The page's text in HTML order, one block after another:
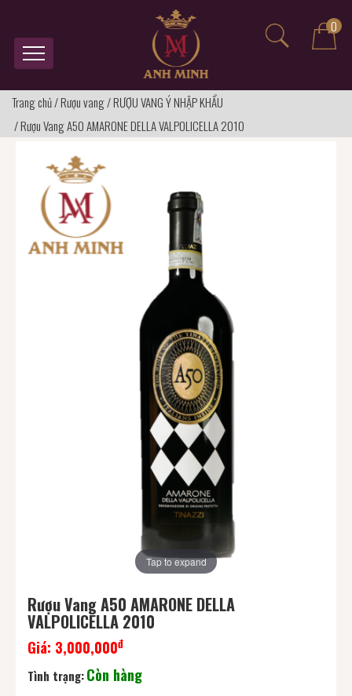
0
Trang chủ/Rượu vang/RƯỢU VANG Ý NHẬP KHẨU
/Rượu Vang A50 AMARONE DELLA VALPOLICELLA 2010
Tap to expand
Rượu Vang A50 AMARONE DELLA
VALPOLICELLA 2010
Giá: 3,000,000đ
Tình trạng:Còn hàng